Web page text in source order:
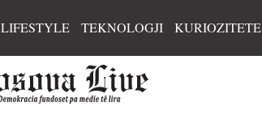
LIFESTYLE TEKNOLOGJI KURIOZITETE